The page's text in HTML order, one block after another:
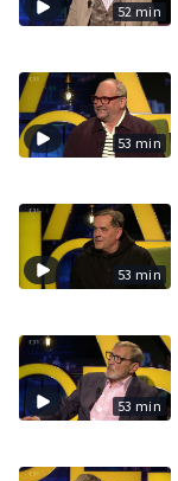
52 min
53 min
53 min
53 min